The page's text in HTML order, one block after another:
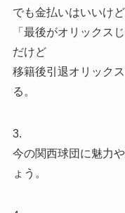
でも金払いはいいけ
「最後がオリックス
だけど
移籍後引退オリック
る。
3.
今の関西球団に魅力
ょう。